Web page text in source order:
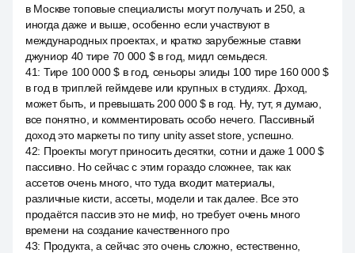
в Москве топовые специалисты могут получать и 250, а
иногда даже и выше, особенно если участвуют в
международных проектах, и кратко зарубежные ставки
джуниор 40 тире 70 000 $ в год, мидл семьдеся.
41: Тире 100 000 $ в год, сеньоры элиды 100 тире 160 000 $
в год в триплей геймдеве или крупных в студиях. Доход,
может быть, и превышать 200 000 $ в год. Ну, тут, я думаю,
все понятно, и комментировать особо нечего. Пассивный
доход это маркеты по типу unity asset store, успешно.
42: Проекты могут приносить десятки, сотни и даже 1 000 $
пассивно. Но сейчас с этим гораздо сложнее, так как
ассетов очень много, что туда входит материалы,
различные кисти, ассеты, модели и так далее. Все это
продаётся пассив это не миф, но требует очень много
времени на создание качественного про
43: Продукта, а сейчас это очень сложно, естественно,